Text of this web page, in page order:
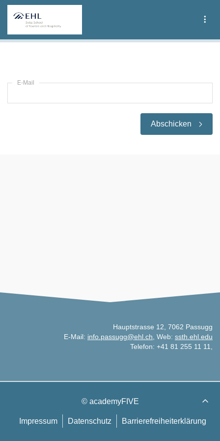
E-Mail
Abschicken
Hauptstrasse 12, 7062 Passugg
E-Mail: info.passugg@ehl.ch , Web: ssth.ehl.edu
Telefon: +41 81 255 11 11,
© academyFIVE
Impressum Datenschutz Barrierefreiheiterklärung